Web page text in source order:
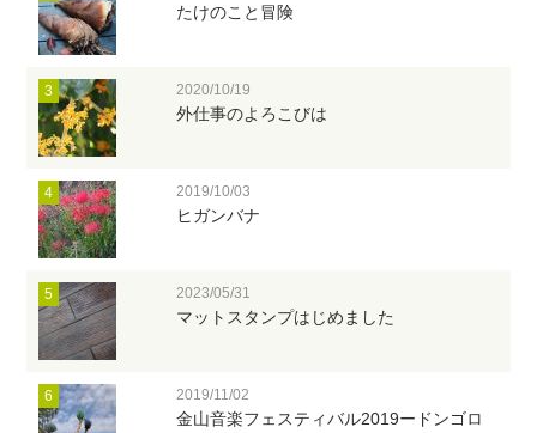
たけのこと冒険
2020/10/19
外仕事のよろこびは
3
2019/10/03
ヒガンバナ
4
2023/05/31
マットスタンプはじめました
5
2019/11/02
金山音楽フェスティバル2019ードンゴロ
6